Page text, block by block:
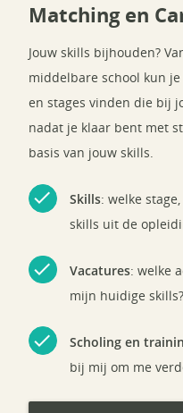
Matching en
Jouw skills bijhouden?
middelbare school kun
en stages vinden die bij
nadat je klaar bent met
basis van jouw skills.
check Skills: welke
skills uit de
check Vacatures: welke
mijn huidige skills?
check Scholing en
bij mij om me